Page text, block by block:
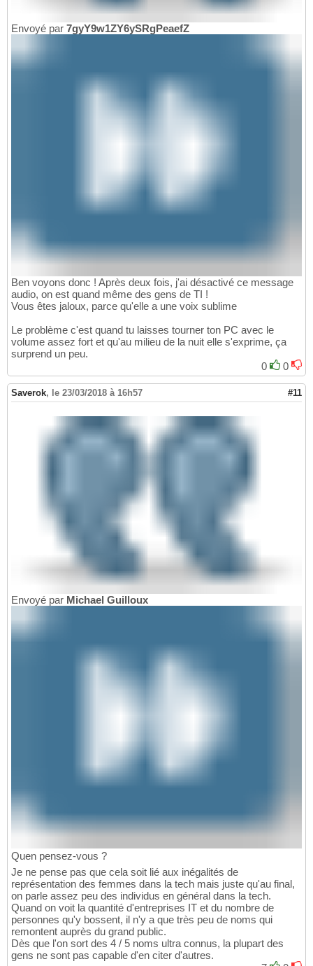
Envoyé par 7gyY9w1ZY6ySRgPeaefZ
Ben voyons donc ! Après deux fois, j'ai désactivé ce message
audio, on est quand même des gens de TI !
Vous êtes jaloux, parce qu'elle a une voix sublime
Le problème c'est quand tu laisses tourner ton PC avec le
volume assez fort et qu'au milieu de la nuit elle s'exprime, ça
surprend un peu.
0
0
Saverok, le 23/03/2018 à 16h57 #11
Envoyé par Michael Guilloux
Quen pensez-vous ?
Je ne pense pas que cela soit lié aux inégalités de
représentation des femmes dans la tech mais juste qu'au final,
on parle assez peu des individus en général dans la tech.
Quand on voit la quantité d'entreprises IT et du nombre de
personnes qu'y bossent, il n'y a que très peu de noms qui
remontent auprès du grand public.
Dès que l'on sort des 4 / 5 noms ultra connus, la plupart des
gens ne sont pas capable d'en citer d'autres.